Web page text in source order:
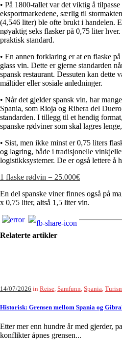
• På 1800-tallet var det viktig å
eksportmarkedene, særlig til
(4,546 liter) ble ofte brukt i handelen.
nøyaktig seks flasker på 0,75 liter
praktisk standard.
• En annen forklaring er at en flaske
glass vin. Dette er gjerne standarden
spansk restaurant. Dessuten kan dette
måltider eller sosiale anledninger.
• Når det gjelder spansk vin, har
Spania, som Rioja og Ribera del
standarden. I tillegg til et hendig
spanske rødviner som skal lagres
• Sist, men ikke minst er 0,75 liters
og lagring, både i tradisjonelle
logistikksystemer. De er også lettere å
1 flaske rødvin = 25.000€
En del spanske viner finnes også på
x 0,75 liter, altså 1,5 liter vin.
Relaterte artikler
14/07/2026 in Reise Samfunn Spania
Historisk: Grensen mellom Spania og
Etter mer enn hundre år med gjerder,
konflikter åpnes grensen...